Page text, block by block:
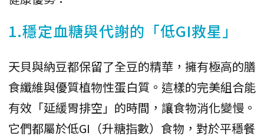
1.穩定血糖與代謝的「低GI救星」
天貝與納豆都保留了全豆的精華，擁有極高的膳
食纖維與優質植物性蛋白質。這樣的完美組合能
有效「延緩胃排空」的時間，讓食物消化變慢。
它們都屬於低GI（升糖指數）食物，對於平穩餐